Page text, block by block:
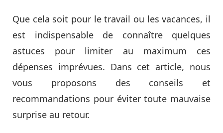
Que cela soit pour le travail ou les vacances, il
est indispensable de connaître quelques
astuces pour limiter au maximum ces
dépenses imprévues. Dans cet article, nous
vous proposons des conseils et
recommandations pour éviter toute mauvaise
surprise au retour.